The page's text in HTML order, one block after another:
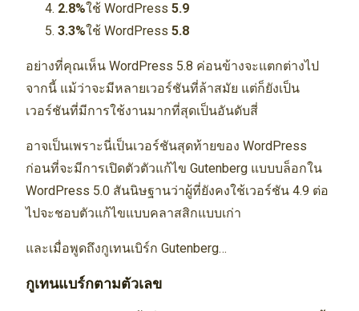
2.8%ใช้ WordPress 5.9
3.3%ใช้ WordPress 5.8
อย่างที่คุณเห็น WordPress 5.8 ค่อนข้างจะแตกต่างไป
จากนี้ แม้ว่าจะมีหลายเวอร์ชันที่ล้าสมัย แต่ก็ยังเป็น
เวอร์ชันที่มีการใช้งานมากที่สุดเป็นอันดับสี่
อาจเป็นเพราะนี่เป็นเวอร์ชันสุดท้ายของ WordPress
ก่อนที่จะมีการเปิดตัวตัวแก้ไข Gutenberg แบบบล็อกใน
WordPress 5.0 สันนิษฐานว่าผู้ที่ยังคงใช้เวอร์ชัน 4.9 ต่อ
ไปจะชอบตัวแก้ไขแบบคลาสสิกแบบเก่า
และเมื่อพูดถึงกูเทนเบิร์ก Gutenberg…
กูเทนแบร์กตามตัวเลข